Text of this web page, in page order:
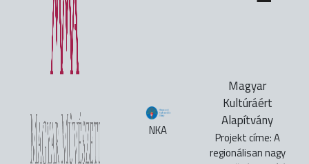
NKA
Magyar
Kultúráért
Alapítvány
Projekt címe: A
regionálisan nagy